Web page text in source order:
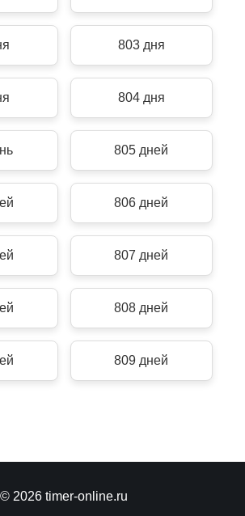
803 дня
804 дня
805 дней
806 дней
807 дней
808 дней
809 дней
© 2026 timer-online.ru